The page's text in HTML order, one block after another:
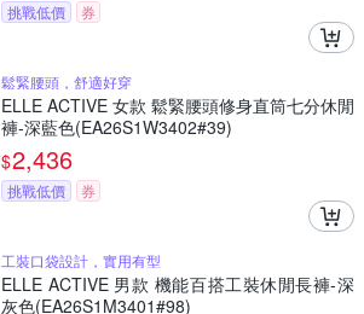
挑戰低價 券
鬆緊腰頭，舒適好穿
ELLE ACTIVE 女款 鬆緊腰頭修身直筒七分休閒
褲-深藍色(EA26S1W3402#39)
$2,436
挑戰低價 券
工裝口袋設計，實用有型
ELLE ACTIVE 男款 機能百搭工裝休閒長褲-深
灰色(EA26S1M3401#98)